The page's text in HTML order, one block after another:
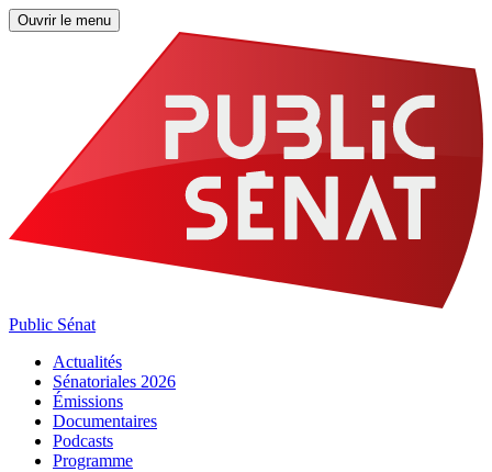
Ouvrir le menu
Public Sénat
Actualités
Sénatoriales 2026
Émissions
Documentaires
Podcasts
Programme